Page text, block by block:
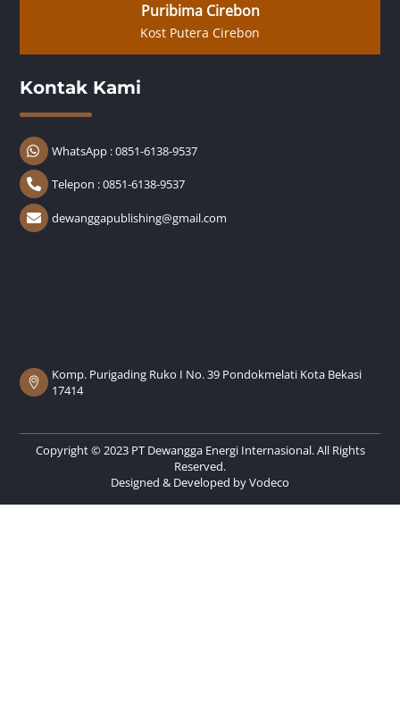
Puribima Cirebon
Kost Putera Cirebon
Kontak Kami
WhatsApp : 0851-6138-9537
Telepon : 0851-6138-9537
dewanggapublishing@gmail.com
Komp. Purigading Ruko I No. 39 Pondokmelati Kota Bekasi
17414
Copyright © 2023 PT Dewangga Energi Internasional. All Rights
Reserved.
Designed & Developed byVodeco